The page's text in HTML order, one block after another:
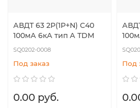
АВДТ 63 2Р(1Р+N) C40
100мА 6кА тип А TDM
SQ0202-0008
Под заказ
0.00 руб.
Под